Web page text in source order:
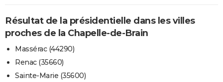
Résultat de la présidentielle dans les villes
proches de la Chapelle-de-Brain
Massérac (44290)
Renac (35660)
Sainte-Marie (35600)